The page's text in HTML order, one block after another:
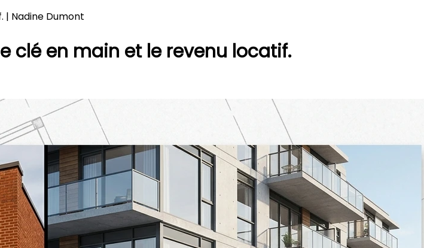
| Nadine Dumont
clé en main et le revenu locatif.